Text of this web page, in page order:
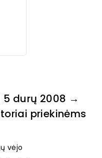
5 durų 2008 →
priekinėms
vėjo